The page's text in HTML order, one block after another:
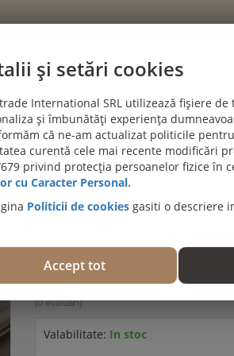
CATEGORII
PROIECTE CLIENTI BLOG DESPRE NOI
PROMOȚII DE IULIE! PARCHET
Trebuie să fiţi autentificat
(0 evaluări)
Valabilitate: In stoc
și setări cookies
International SRL utilizează fișiere
și îmbunătăți experiența
că ne-am actualizat politicile
curentă cele mai recente modificări
privind protecția persoanelor fizice în
cu Caracter Personal.
Politicii de cookies gasiti o descriere
Accept tot